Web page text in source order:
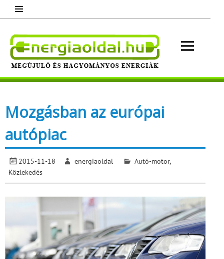
content
Megújuló és hagyományos energiák.
Mozgásban az európai
autópiac
2015-11-18 energiaoldal Autó-motor,
Közlekedés